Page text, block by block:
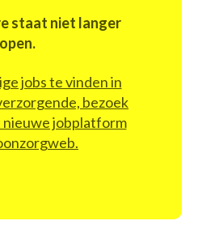
staat niet langer
open.
jobs te vinden in
bezoek
nieuwe jobplatform